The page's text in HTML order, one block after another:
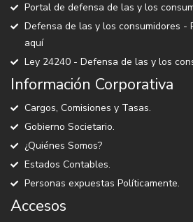
Portal de defensa de las y los
Defensa de las y los consumidores -
aquí
Ley 24240 - Defensa de las y los
Información Corporativa
Cargos, Comisiones y Tasas.
Gobierno Societario.
¿Quiénes Somos?
Estados Contables.
Personas expuestas Políticamente.
Accesos